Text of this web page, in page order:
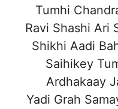
Tumhi
Ravi Shashi Ari
Shikhi Aadi
Saihikey
Ardhakaay
Yadi Grah